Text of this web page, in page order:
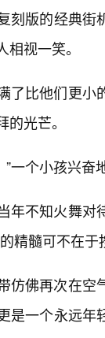
刻版的经典
视一笑。
了比他们更小
光芒。
”一个小孩兴
年不知火舞
精髓可不在
仿佛再次在
是一个永远